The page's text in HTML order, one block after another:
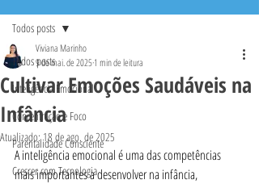
Todos posts
Inteligência Emocional
Concentração e Foco
Parentalidade Consciente
Crescer com Tecnologia
Todos posts
Cultivar Emoções Saudáveis na
Infância
Viviana Marinho
9 de mai. de 20251 min de leitura
Atualizado:18 de ago. de 2025
A inteligência emocional é uma das competências
mais importantes a desenvolver na infância,